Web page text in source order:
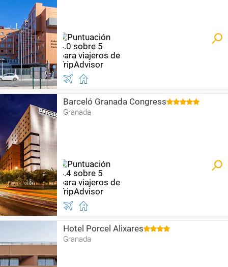
Barceló Granada Congress
Granada
Hotel Porcel Alixares
Granada